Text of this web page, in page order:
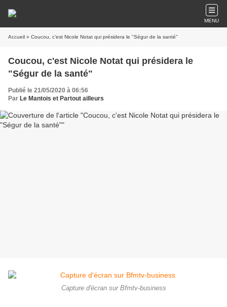
MENU
Accueil » Coucou, c'est Nicole Notat qui présidera le "Ségur de la santé"
Coucou, c'est Nicole Notat qui présidera le
"Ségur de la santé"
Publié le 21/05/2020 à 06:56
Par Le Mantois et Partout ailleurs
Capture d'écran sur Bfmtv-business